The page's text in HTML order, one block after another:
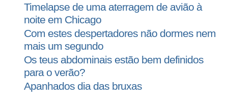
Timelapse de uma aterragem de avião à
noite em Chicago
Com estes despertadores não dormes nem
mais um segundo
Os teus abdominais estão bem definidos
para o verão?
Apanhados dia das bruxas